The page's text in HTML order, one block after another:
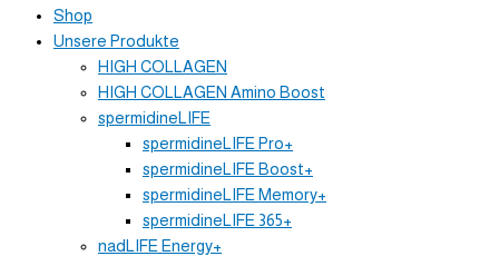
Shop
Unsere Produkte
HIGH COLLAGEN
HIGH COLLAGEN Amino Boost
spermidineLIFE
spermidineLIFE Pro+
spermidineLIFE Boost+
spermidineLIFE Memory+
spermidineLIFE 365+
nadLIFE Energy+